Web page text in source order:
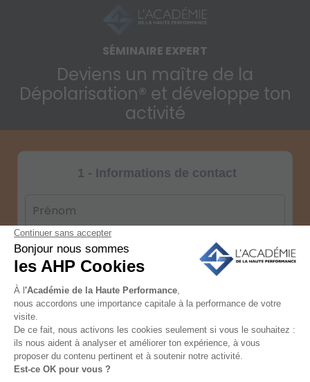
SÉMINAIRE EXPERT
Deviens un maître de la
Dépolarisation® et développe ton
activité
1 - Informations de contact
2 - Modes de paiement